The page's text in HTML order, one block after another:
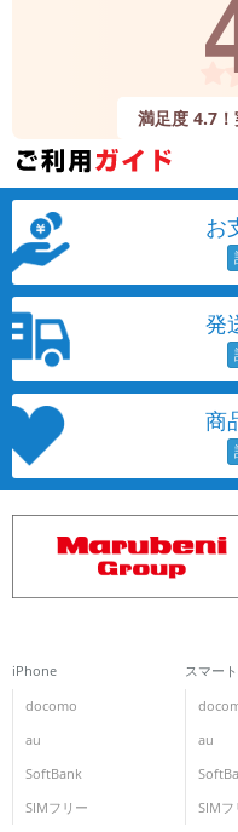
満足度 4.7
お
発
商
iPhone
docomo
au
SoftBank
SIMフリー
スマー
au
SIMフ